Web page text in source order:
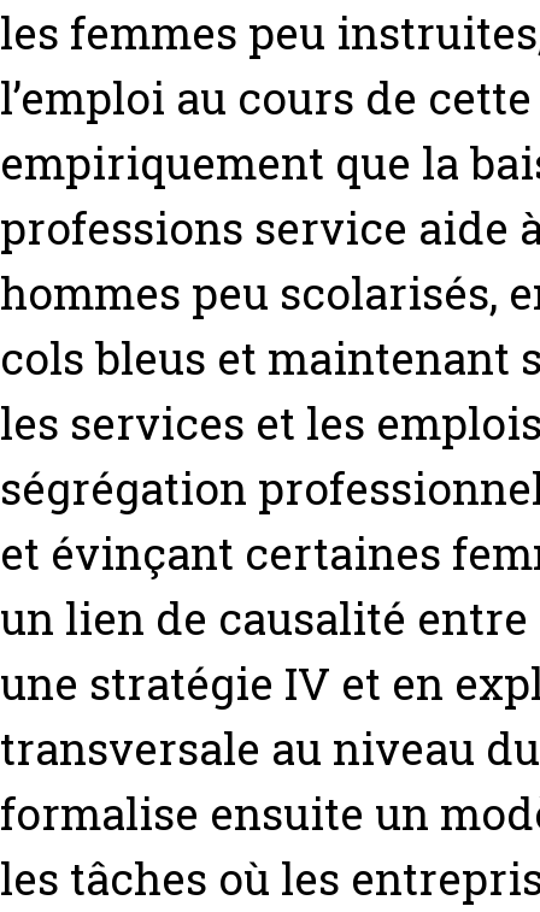
les femmes peu
l’emploi au cours de
empiriquement que la
professions service aide
hommes peu scolarisés,
cols bleus et maintenant
les services et les
ségrégation
et évinçant certaines
un lien de causalité
une stratégie IV et en
transversale au niveau
formalise ensuite un
les tâches où les